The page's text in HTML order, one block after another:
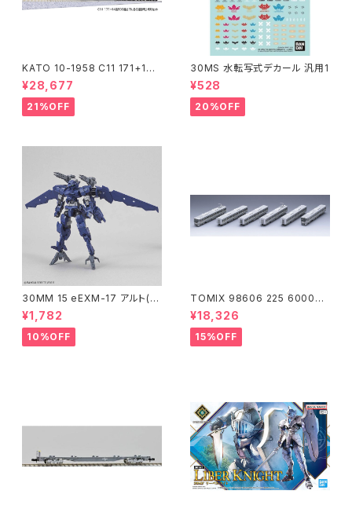
KATO 10-1958 C11 171+14
系｢SL冬の湿原号｣ 6両セット
特企品 Nゲージ 鉄道模型 北海
道（新品 在庫品）
¥28,677
21%OFF
30MS 水転写式デカール 汎用1
¥528
20%OFF
30MM 15 eEXM-17 アルト(空
中戦仕様)ネイビー
¥1,782
10%OFF
TOMIX 98606 225 6000系
(6両) 鉄道模型
¥18,326
15%OFF